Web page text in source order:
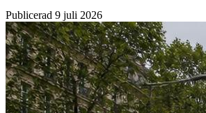
Publicerad 9 juli 2026